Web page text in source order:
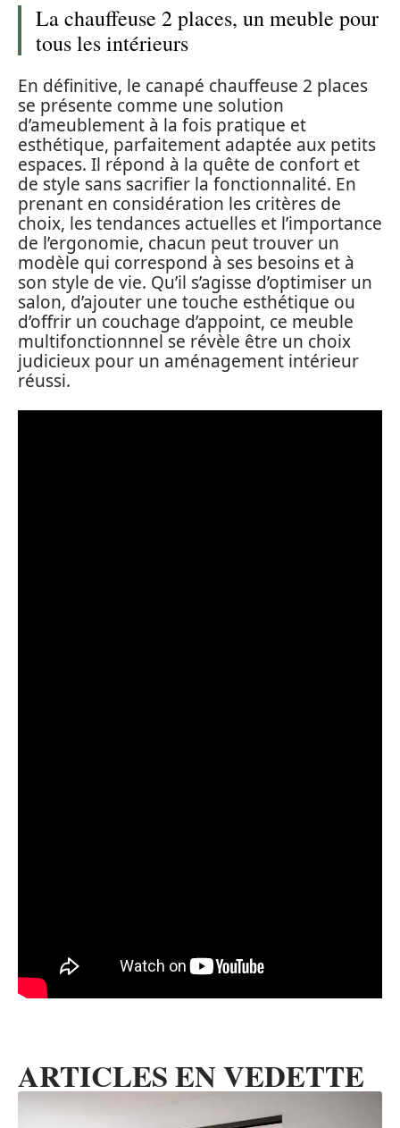
La chauffeuse 2 places, un meuble pour
tous les intérieurs
En définitive, le canapé chauffeuse 2 places
se présente comme une solution
d’ameublement à la fois pratique et
esthétique, parfaitement adaptée aux petits
espaces. Il répond à la quête de confort et
de style sans sacrifier la fonctionnalité. En
prenant en considération les critères de
choix, les tendances actuelles et l’importance
de l’ergonomie, chacun peut trouver un
modèle qui correspond à ses besoins et à
son style de vie. Qu’il s’agisse d’optimiser un
salon, d’ajouter une touche esthétique ou
d’offrir un couchage d’appoint, ce meuble
multifonctionnnel se révèle être un choix
judicieux pour un aménagement intérieur
réussi.
ARTICLES EN VEDETTE